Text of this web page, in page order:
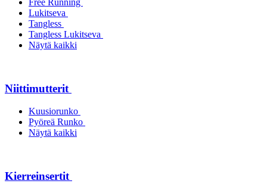
Free Running
Lukitseva
Tangless
Tangless Lukitseva
Näytä kaikki
Niittimutterit
Kuusiorunko
Pyöreä Runko
Näytä kaikki
Kierreinsertit